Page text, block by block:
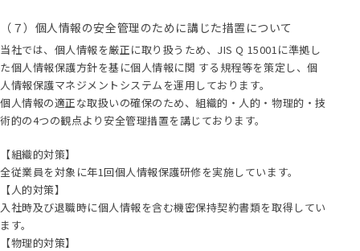
（７）個人情報の安全管理のために講じた措置について
当社では、個人情報を厳正に取り扱うため、JIS Q 15001に準拠し
た個人情報保護方針を基に個人情報に関 する規程等を策定し、個
人情報保護マネジメントシステムを運用しております。
個人情報の適正な取扱いの確保のため、組織的・人的・物理的・技
術的の4つの観点より安全管理措置を講じております。
【組織的対策】
全従業員を対象に年1回個人情報保護研修を実施しています。
【人的対策】
入社時及び退職時に個人情報を含む機密保持契約書類を取得してい
ます。
【物理的対策】